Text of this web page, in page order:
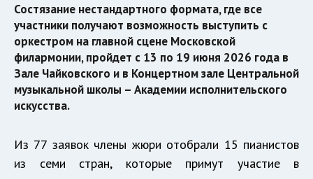
Состязание нестандартного формата, где все
участники получают возможность выступить с
оркестром на главной сцене Московской
филармонии, пройдет с 13 по 19 июня 2026 года в
Зале Чайковского и в Концертном зале Центральной
музыкальной школы – Академии исполнительского
искусства.
Из 77 заявок члены жюри отобрали 15 пианистов
из семи стран, которые примут участие в